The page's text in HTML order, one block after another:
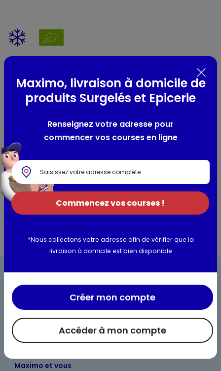
Utilisation et conservation
Composition / Ingrédients / Allergènes
100% brocolis bio
Valeurs nutritionnelles
Bienvenue chez Maximo
Maximo et vous
Maximo, livraison à domicile de
produits Surgelés et Epicerie
Renseignez votre adresse pour
commencer vos courses en ligne
Commencez vos courses !
*Nous collectons votre adresse afin de vérifier que la
livraison à domicile est bien disponible
Accéder à mon compte
Créer mon compte